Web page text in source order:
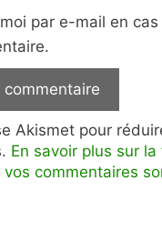
par e-mail en
Akismet pour
En savoir plus sur
commentaires